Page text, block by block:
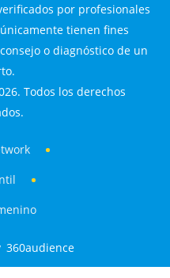
por profesionales
tienen fines
o diagnóstico de un
Todos los derechos
360audience